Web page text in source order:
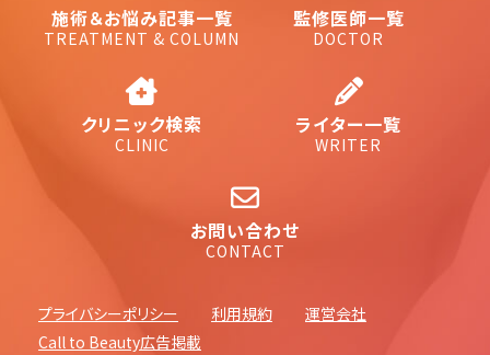
施術＆お悩み記事一覧
TREATMENT & COLUMN
監修医師一覧
DOCTOR
クリニック検索
CLINIC
ライター一覧
WRITER
お問い合わせ
CONTACT
プライバシーポリシー 利用規約
運営会社
Call to Beauty広告掲載